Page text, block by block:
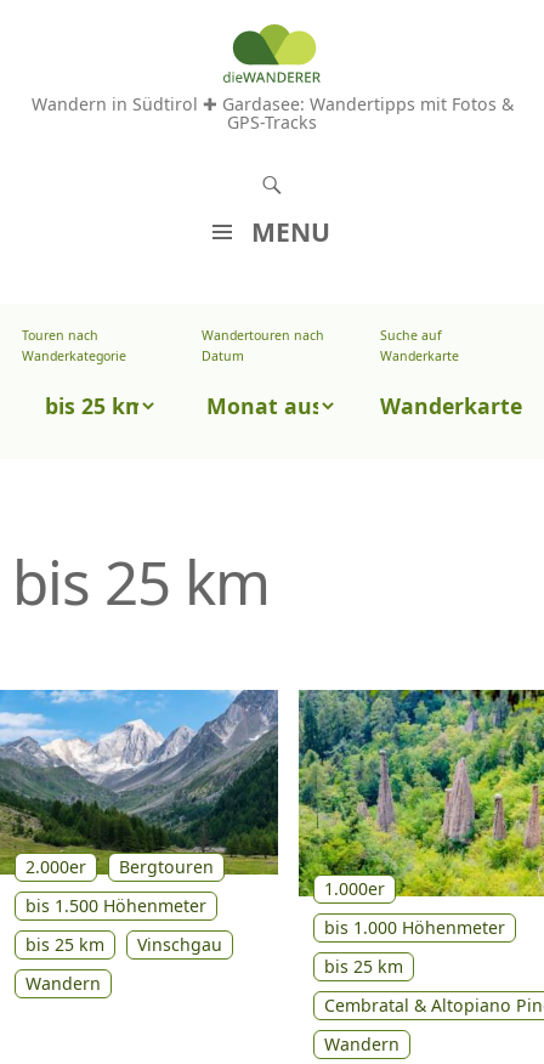
Wandern in Südtirol ✚ Gardasee: Wandertipps mit Fotos &
GPS-Tracks
MENU
M
P
R
N
Touren nach
Wanderkategorie
Touren
Wandertouren nach
Datum
Wandertouren
Datum
Suche auf
Wanderkarte
Wanderkarte
bis 25 km
2.000er
Bergtouren
bis 1.500 Höhenmeter
bis 25 km
Vinschgau
Wandern
1.000er
bis 1.000 Höhenmeter
bis 25 km
Cembratal & Altopiano
Wandern